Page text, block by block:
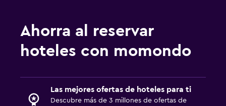
Ahorra al reservar
hoteles con momondo
Las mejores ofertas de hoteles para ti
Descubre más de 3 millones de ofertas de